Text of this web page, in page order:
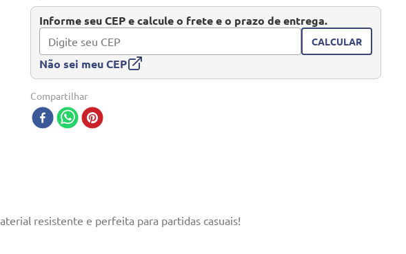
Informe seu CEP e calcule o frete e o prazo de entrega.
CALCULAR
Não sei meu CEP
Compartilhar
resistente e perfeita para partidas casuais!